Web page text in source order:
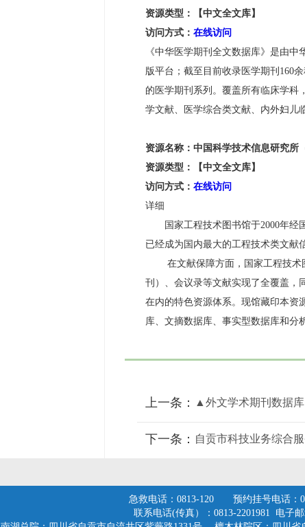
资源类型：【中文全文库】
访问方式 ： 在线访问
《中华医学期刊全文数据库》是由
版平台；截至目前收录医学期刊 160
的医学期刊系列。覆盖所有临床学科
学文献、医学综合类文献、内外妇儿
资源名称：中国科学技术信息研究所
资源类型：【中文全文库】
访问方式 ： 在线访问
详细
国家工程技术图书馆于2000年经
已经成为国内最大的工程技术类文献
在文献保障方面，国家工程技术
刊）、会议录等文献实现了全覆盖，
在内的特色资源体系。现馆藏印本资
库、文摘数据库、事实型数据库和分
上一条： ▲外文学术期刊数据库
下一条： 自贡市科技业务综合
急救电话：0813-120 预约挂号电话：
联系电话(传真）：0813-2201981 电子